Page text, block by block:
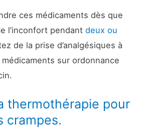
ces médicaments dès que
l’inconfort pendantdeux ou
de la prise d’analgésiques à
sur ordonnance
thermothérapie pour
crampes.